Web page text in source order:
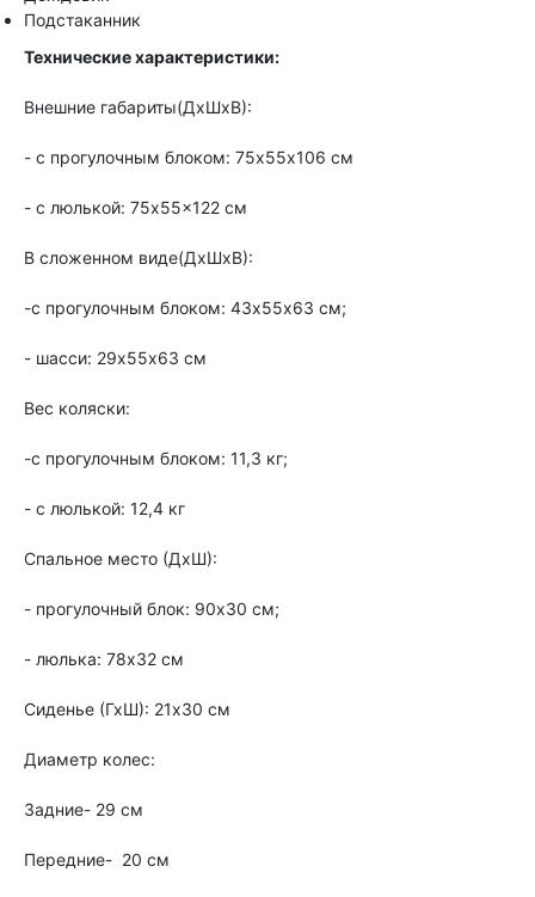
Подстаканник
Технические характеристики:
Внешние габариты(ДхШхВ):
- с прогулочным блоком: 75х55х106 см
- с люлькой: 75x55x122 см
В сложенном виде(ДхШхВ):
-с прогулочным блоком: 43х55х63 см;
- шасси: 29х55х63 см
Вес коляски:
-с прогулочным блоком: 11,3 кг;
- с люлькой: 12,4 кг
Спальное место (ДхШ):
- прогулочный блок: 90х30 см;
- люлька: 78х32 см
Сиденье (ГхШ): 21х30 см
Диаметр колес:
Задние- 29 см
Передние- 20 см